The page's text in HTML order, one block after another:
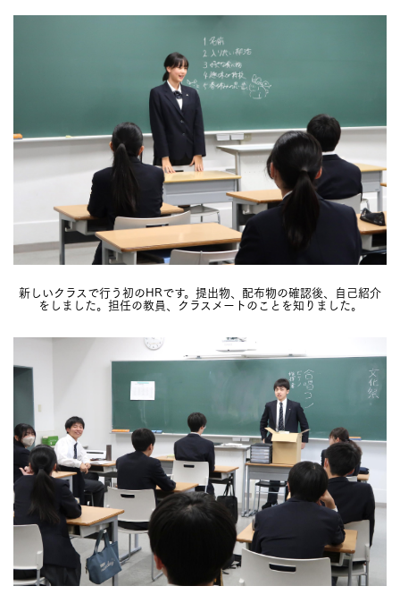
新しいクラスで行う初のHRです。提出物、配布物の確認後、自己紹介
をしました。担任の教員、クラスメートのことを知りました。